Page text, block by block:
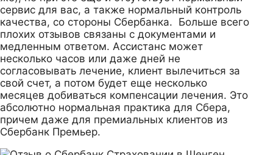
сервис для вас, а также нормальный контроль
качества, со стороны Сбербанка. Больше всего
плохих отзывов связаны с документами и
медленным ответом. Ассистанс может
несколько часов или даже дней не
согласовывать лечение, клиент вылечиться за
свой счет, а потом будет еще несколько
месяцев добиваться компенсации лечения. Это
абсолютно нормальная практика для Сбера,
причем даже для премиальных клиентов из
Сбербанк Премьер.